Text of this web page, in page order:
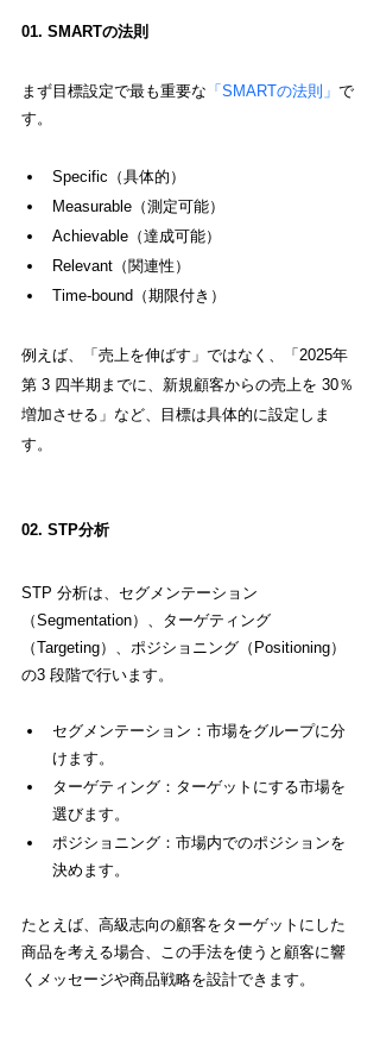
01. SMARTの法則
まず目標設定で最も重要な 「 SMARTの法則」 で
す。
Specific（具体的）
Measurable（測定可能）
Achievable（達成可能）
Relevant（関連性）
Time-bound（期限付き）
例えば、「売上を伸ばす」ではなく、「2025年
第 3 四半期までに、新規顧客からの売上を 30％
増加させる」など、目標は具体的に設定しま
す。
02. STP分析
STP 分析は、セグメンテーション
（Segmentation）、ターゲティング
（Targeting）、ポジショニング（Positioning）
の3 段階で行います。
セグメンテーション：市場をグループに分
けます。
ターゲティング：ターゲットにする市場を
選びます。
ポジショニング：市場内でのポジションを
決めます。
たとえば、高級志向の顧客をターゲットにした
商品を考える場合、この手法を使うと顧客に響
くメッセージや商品戦略を設計できます。